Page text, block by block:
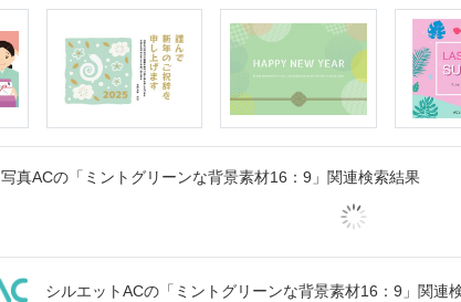
写真ACの「ミントグリーンな背景素材16：9」関連検索結果
シルエットACの「ミントグリーンな背景素材16：9」関連